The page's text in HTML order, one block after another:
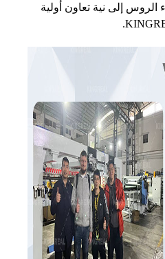
الروس إلى نية تعاون أولية